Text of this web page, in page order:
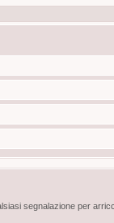
segnalazione per